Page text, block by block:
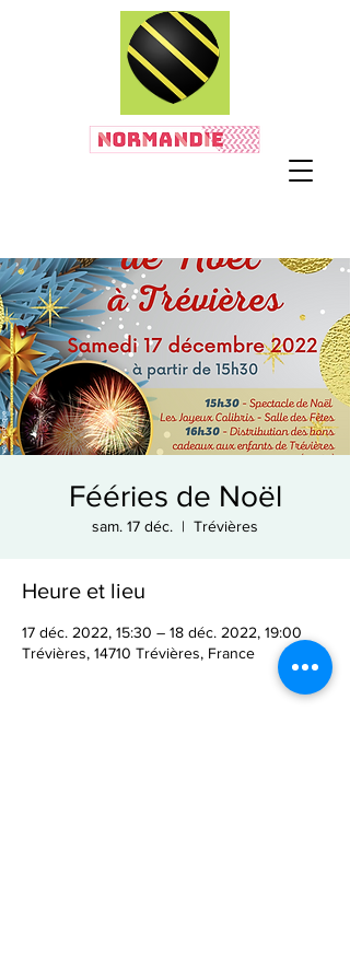
Fééries de Noël
sam. 17 déc.
  |
Trévières
Heure et lieu
17 déc. 2022, 15:30 – 18 déc. 2022, 19:00
Trévières, 14710 Trévières, France